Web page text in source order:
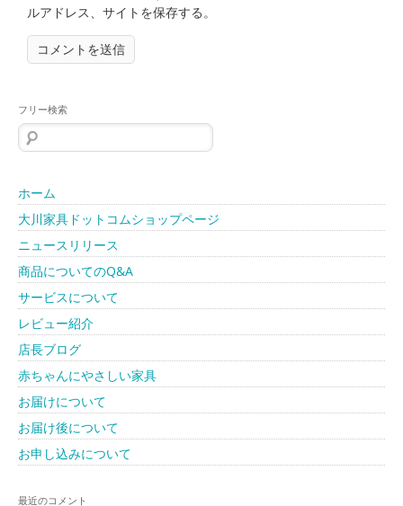
ルアドレス、サイトを保存する。
フリー検索
検
索:
ホーム
大川家具ドットコムショップページ
ニュースリリース
商品についてのQ&A
サービスについて
レビュー紹介
店長ブログ
赤ちゃんにやさしい家具
お届けについて
お届け後について
お申し込みについて
最近のコメント